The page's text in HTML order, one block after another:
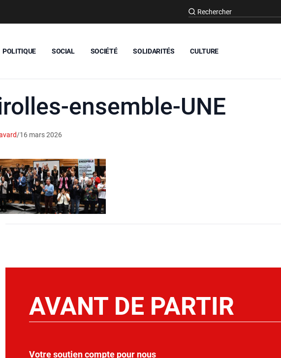
POLITIQUE SOCIAL SOCIÉTÉ SOLIDARITÉS CULTURE
ensemble-UNE
/16 mars 2026
AVANT DE PARTIR
Votre soutien compte pour nous